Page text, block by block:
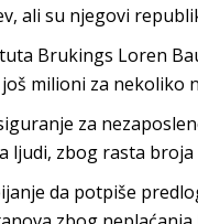
ali su njegovi
Brukings Loren
milioni za nekoliko
za
ljudi, zbog rasta
da potpiše